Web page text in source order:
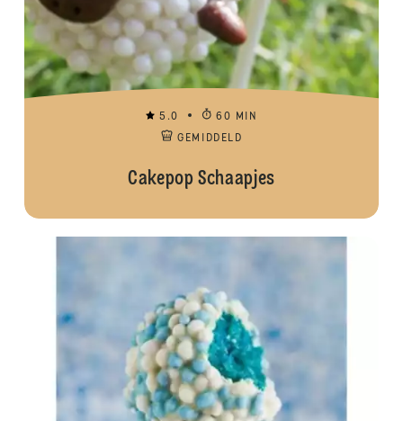
5.0
60 MIN
GEMIDDELD
Cakepop Schaapjes